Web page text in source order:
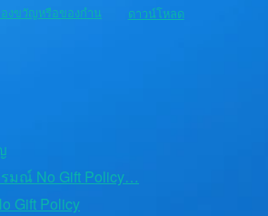
งขวัญหรือของกำน ดาวน์โหลด
มณ์ No Gift Policy…
Gift Policy